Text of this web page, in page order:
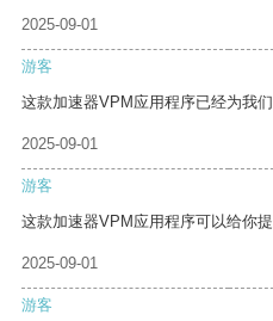
2025-09-01
游客
这款加速器VPM应用程序已经为我
2025-09-01
游客
这款加速器VPM应用程序可以给你
2025-09-01
游客